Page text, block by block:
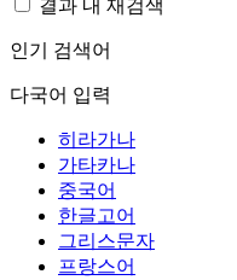
결과 내 재검색
인기 검색어
다국어 입력
히라가나
가타카나
중국어
한글고어
그리스문자
프랑스어